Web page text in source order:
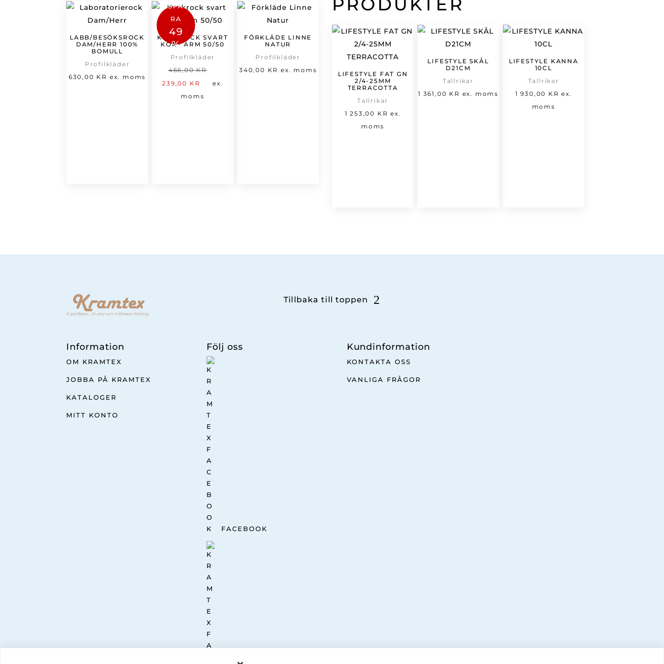
LABB/BESÖKSROCK
DAM/HERR 100%
BOMULL
Profilkläder
630,00 KR ex. moms
SPA
RA
49
%
KOCKROCK SVART
KORT ÄRM 50/50
Profilkläder
466,00KR
ursprungliga
239,00 KR
Det
ex.
moms
FÖRKLÄDE LINNE
NATUR
Profilkläder
340,00 KR ex. moms
LIFESTYLE FAT GN
2/4-25MM
TERRACOTTA
Tallrikar
1 253,00 KR ex.
moms
LIFESTYLE SKÅL
D21CM
Tallrikar
1 361,00 KR ex. moms
LIFESTYLE KANNA
10CL
Tallrikar
1 930,00 KR ex.
moms
Tillbaka till toppen
Information
OM KRAMTEX
JOBBA PÅ KRAMTEX
KATALOGER
MITT KONTO
Följ oss
FACEBOOK
Kundinformation
KONTAKTA OSS
VANLIGA FRÅGOR